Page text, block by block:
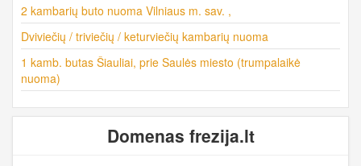
2 kambarių buto nuoma Vilniaus m. sav. ,
Dviviečių / triviečių / keturviečių kambarių nuoma
1 kamb. butas Šiauliai, prie Saulės miesto (trumpalaikė
nuoma)
Domenas frezija.lt